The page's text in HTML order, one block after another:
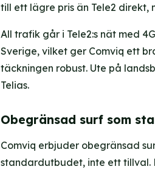
till ett lägre pris än Tele2 direkt,
All trafik går i Tele2:s nät med
Sverige, vilket ger Comviq ett
täckningen robust. Ute på
Telias.
Obegränsad surf som
Comviq erbjuder obegränsad
standardutbudet, inte ett tillval.